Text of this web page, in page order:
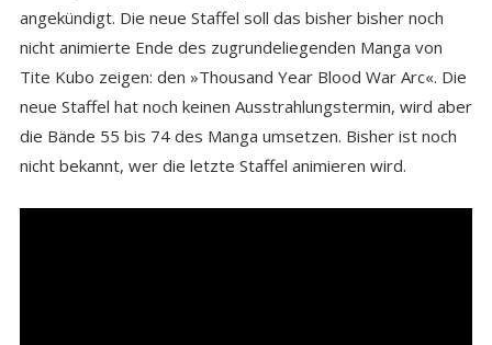
angekündigt. Die neue Staffel soll das bisher bisher noch
nicht animierte Ende des zugrundeliegenden Manga von
Tite Kubo zeigen: den »Thousand Year Blood War Arc«. Die
neue Staffel hat noch keinen Ausstrahlungstermin, wird aber
die Bände 55 bis 74 des Manga umsetzen. Bisher ist noch
nicht bekannt, wer die letzte Staffel animieren wird.